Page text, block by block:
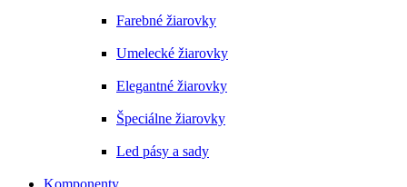
Farebné žiarovky
Umelecké žiarovky
Elegantné žiarovky
Špeciálne žiarovky
Led pásy a sady
Komponenty